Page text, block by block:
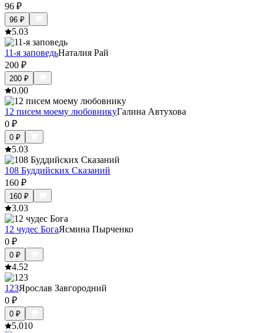
96 ₽
96 ₽
5.03
11-я заповедьНаталия Рай
200 ₽
200 ₽
0.00
12 писем моему любовникуГалина Автухова
0 ₽
0 ₽
5.03
108 Буддийских Сказаний
160 ₽
160 ₽
3.03
12 чудес БогаЯсмина Пырченко
0 ₽
0 ₽
4.52
123Ярослав Завгородний
0 ₽
0 ₽
5.010